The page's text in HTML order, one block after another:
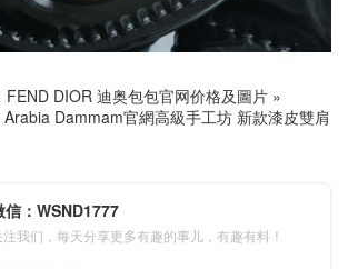
FEND DIOR 迪奥包包官网价格及圖片 »
Dammam官網高級手工坊 新款漆皮雙肩
信：WSND1777
注我们，每天分享更多有趣的事儿，有趣有料！